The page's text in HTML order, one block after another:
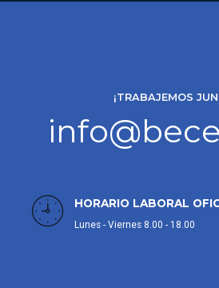
¡TRABAJEMOS
HORARIO LABORAL
Lunes - Viernes 8.00 - 18.00